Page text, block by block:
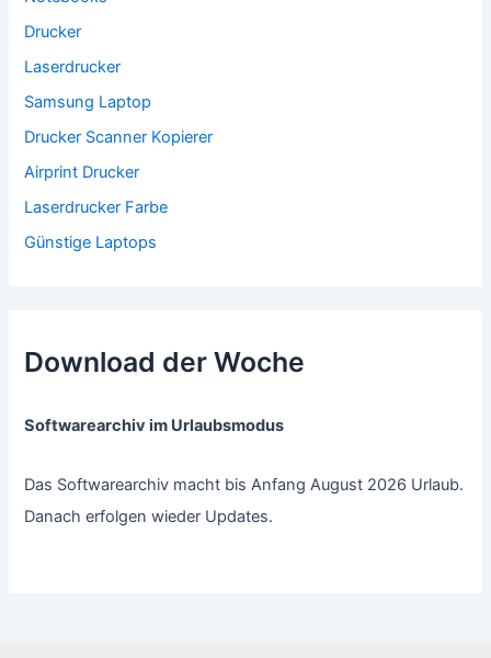
Drucker
Laserdrucker
Samsung Laptop
Drucker Scanner Kopierer
Airprint Drucker
Laserdrucker Farbe
Günstige Laptops
Download der Woche
Softwarearchiv im Urlaubsmodus
Das Softwarearchiv macht bis Anfang August 2026 Urlaub.
Danach erfolgen wieder Updates.